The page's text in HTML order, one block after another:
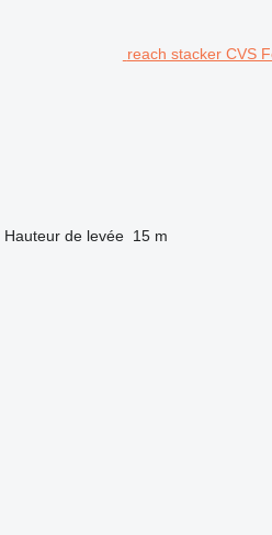
reach stacker CVS
Hauteur de levée 15 m